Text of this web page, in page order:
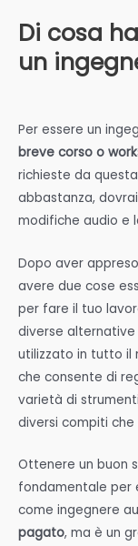
Di cosa
un
Per essere un
breve corso o
richieste da
abbastanza,
modifiche audio e
Dopo aver
avere due cose
per fare il tuo
diverse
utilizzato in tutto il
che consente di
varietà di
diversi compiti che
Ottenere un buon
fondamentale per
come ingegnere
pagato, ma è un